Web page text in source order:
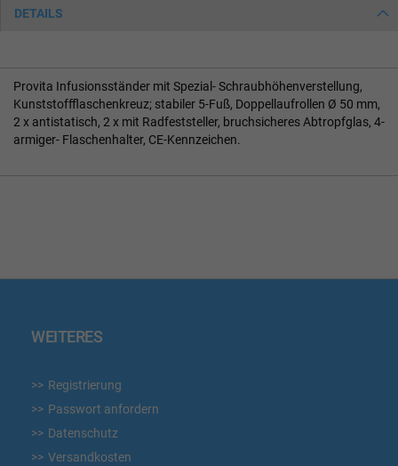
DETAILS
Provita Infusionsständer mit Spezial- Schraubhöhenverstellung,
Kunststoffflaschenkreuz; stabiler 5-Fuß, Doppellaufrollen Ø 50 mm,
2 x antistatisch, 2 x mit Radfeststeller, bruchsicheres Abtropfglas, 4-
armiger- Flaschenhalter, CE-Kennzeichen.
WEITERES
Registrierung
Passwort anfordern
Datenschutz
Versandkosten